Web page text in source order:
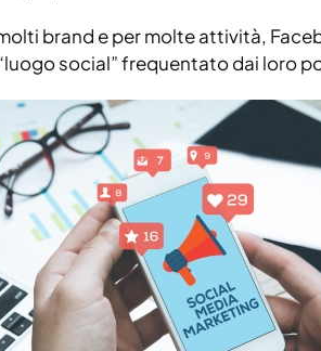
brand e per molte attività,
social” frequentato dai loro